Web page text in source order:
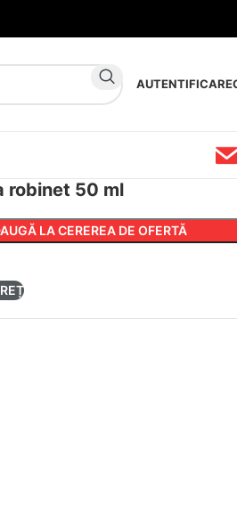
AUTENTIFICARE
robinet 50 ml
LA CEREREA DE OFERTĂ